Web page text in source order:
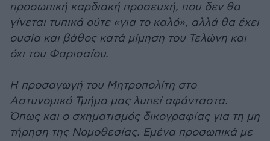
προσωπική καρδιακή προσευχή, που δεν θα
γίνεται τυπικά ούτε «για το καλό», αλλά θα έχει
ουσία και βάθος κατά μίμηση του Τελώνη και
όχι του Φαρισαίου.
Η προσαγωγή του Μητροπολίτη στο
Αστυνομικό Τμήμα μας λυπεί αφάνταστα.
Όπως και ο σχηματισμός δικογραφίας για τη μη
τήρηση της Νομοθεσίας. Εμένα προσωπικά με